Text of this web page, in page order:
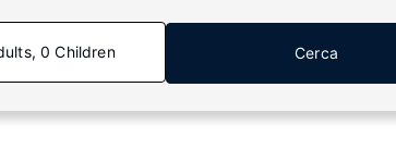
0 Children Cerca